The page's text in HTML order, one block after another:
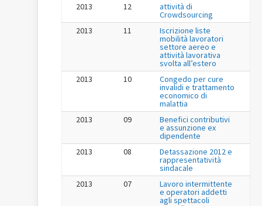
2013
12 attività di
Crowdsourcing
2013
11 Iscrizione liste
mobilità lavoratori
settore aereo e
attività lavorativa
svolta all’estero
2013
10 Congedo per cure
invalidi e trattamento
economico di
malattia
2013
09 Benefici contributivi
e assunzione ex
dipendente
2013
08 Detassazione 2012 e
rappresentatività
sindacale
2013
07 Lavoro intermittente
e operatori addetti
agli spettacoli